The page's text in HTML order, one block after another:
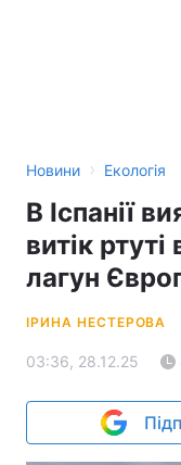
Новини › Екологія
В Іспанії
витік
лагун
ІРИНА НЕСТЕРОВА
03:36, 28.12.25